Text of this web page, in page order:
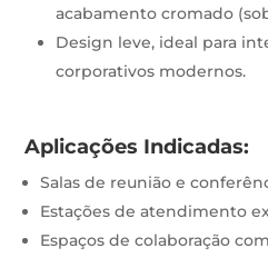
acabamento cromado
Design leve, ideal para
corporativos modernos.
Aplicações Indicadas:
Salas de reunião e
Estações de atendimento
Espaços de colaboração